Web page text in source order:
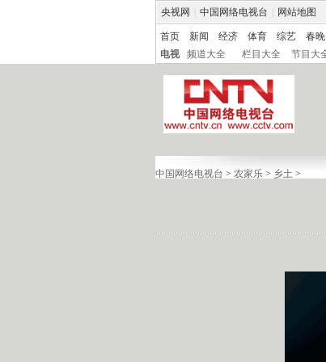
央视网 中国网络电视台 网站地图
首页 新闻 经济 体育 综艺 春晚
电视
频道大全 栏目大全 节目大
中国网络电视台 > 农家乐 > 乡土 >